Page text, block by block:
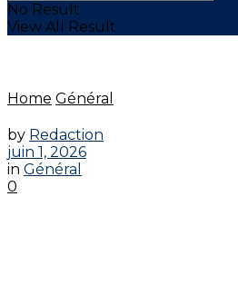
No Result
View All Result
Home Général
by Redaction
juin 1, 2026
in Général
0